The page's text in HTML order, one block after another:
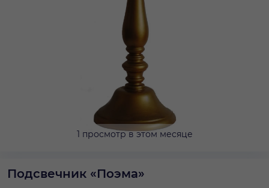
1 просмотр в этом месяце
Подсвечник «Поэма»